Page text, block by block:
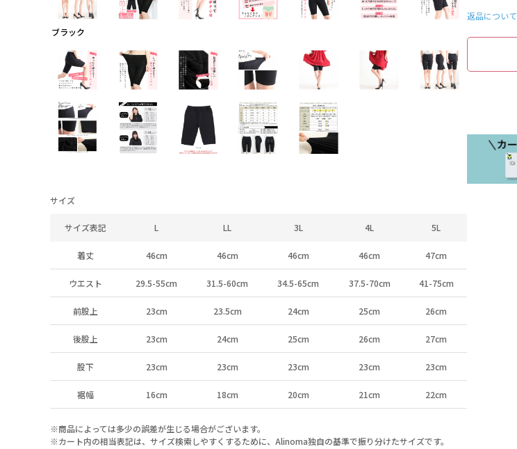
ブラック
サイズ
サイズ表記 L LL 3L 4L 5L
着丈 46cm 46cm 46cm 46cm 47cm
ウエスト 29.5-55cm 31.5-60cm 34.5-65cm 37.5-70cm 41-75cm
前股上 23cm 23.5cm 24cm 25cm 26cm
後股上 23cm 24cm 25cm 26cm 27cm
股下 23cm 23cm 23cm 23cm 23cm
裾幅 16cm 18cm 20cm 21cm 22cm
※商品によっては多少の誤差が生じる場合がございます。
※カート内の相当表記は、サイズ検索しやすくするために、Alinoma独自の基準で振り分けたサイズです。
返品について